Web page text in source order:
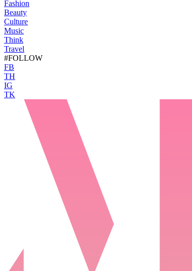
Fashion
Beauty
Culture
Music
Think
Travel
#FOLLOW
FB
TH
IG
TK